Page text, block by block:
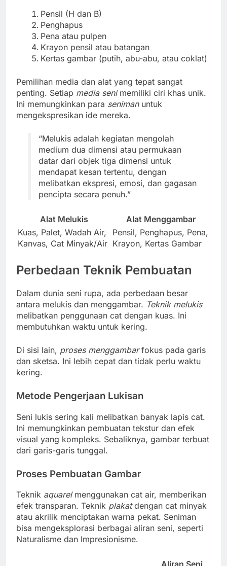
Pensil (H dan B)
Penghapus
Pena atau pulpen
Krayon pensil atau batangan
Kertas gambar (putih, abu-abu, atau coklat)
Pemilihan media dan alat yang tepat sangat
penting. Setiap media senimemiliki ciri khas unik.
Ini memungkinkan para senimanuntuk
mengekspresikan ide mereka.
“Melukis adalah kegiatan mengolah
medium dua dimensi atau permukaan
datar dari objek tiga dimensi untuk
mendapat kesan tertentu, dengan
melibatkan ekspresi, emosi, dan gagasan
pencipta secara penuh.”
Alat Melukis
Alat Menggambar
Kuas, Palet, Wadah Air,
Kanvas, Cat Minyak/Air
Pensil, Penghapus, Pena,
Krayon, Kertas Gambar
Perbedaan Teknik Pembuatan
Dalam dunia seni rupa, ada perbedaan besar
antara melukis dan menggambar. Teknik melukis
melibatkan penggunaan cat dengan kuas. Ini
membutuhkan waktu untuk kering.
Di sisi lain, proses menggambarfokus pada garis
dan sketsa. Ini lebih cepat dan tidak perlu waktu
kering.
Metode Pengerjaan Lukisan
Seni lukis sering kali melibatkan banyak lapis cat.
Ini memungkinkan pembuatan tekstur dan efek
visual yang kompleks. Sebaliknya, gambar terbuat
dari garis-garis tunggal.
Proses Pembuatan Gambar
Teknik aquarelmenggunakan cat air, memberikan
efek transparan. Teknik plakatdengan cat minyak
atau akrilik menciptakan warna pekat. Seniman
bisa mengeksplorasi berbagai aliran seni, seperti
Naturalisme dan Impresionisme.